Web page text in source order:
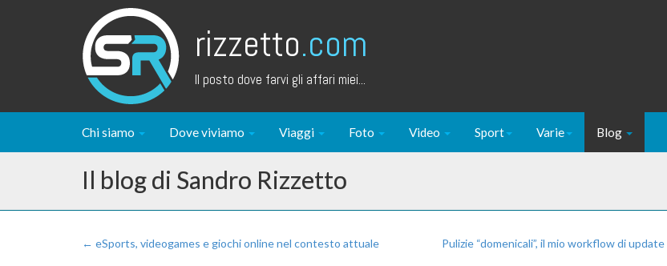
rizzetto.com
Il posto dove farvi gli affari miei...
Chi siamo Dove viviamo Viaggi Foto Video Sport Varie Blog
Il blog di Sandro Rizzetto
← eSports, videogames e giochi online nel contesto attuale
Pulizie “domenicali”, il mio workflow di